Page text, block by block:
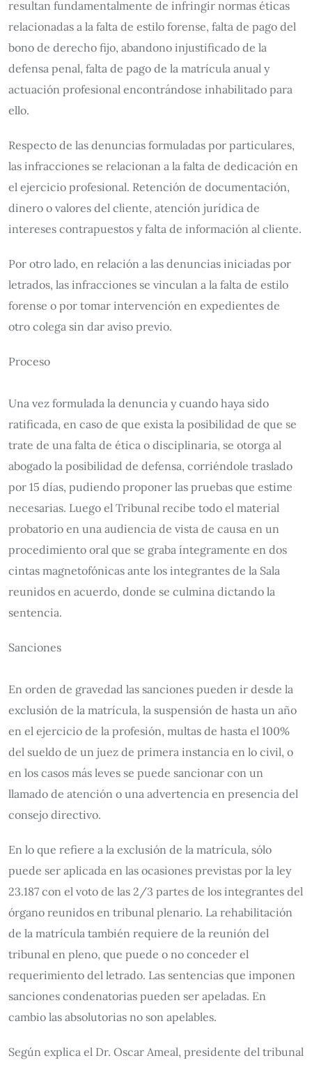
resultan fundamentalmente de infringir normas éticas
relacionadas a la falta de estilo forense, falta de pago del
bono de derecho fijo, abandono injustificado de la
defensa penal, falta de pago de la matrícula anual y
actuación profesional encontrándose inhabilitado para
ello.
Respecto de las denuncias formuladas por particulares,
las infracciones se relacionan a la falta de dedicación en
el ejercicio profesional. Retención de documentación,
dinero o valores del cliente, atención jurídica de
intereses contrapuestos y falta de información al cliente.
Por otro lado, en relación a las denuncias iniciadas por
letrados, las infracciones se vinculan a la falta de estilo
forense o por tomar intervención en expedientes de
otro colega sin dar aviso previo.
Proceso
Una vez formulada la denuncia y cuando haya sido
ratificada, en caso de que exista la posibilidad de que se
trate de una falta de ética o disciplinaria, se otorga al
abogado la posibilidad de defensa, corriéndole traslado
por 15 días, pudiendo proponer las pruebas que estime
necesarias. Luego el Tribunal recibe todo el material
probatorio en una audiencia de vista de causa en un
procedimiento oral que se graba íntegramente en dos
cintas magnetofónicas ante los integrantes de la Sala
reunidos en acuerdo, donde se culmina dictando la
sentencia.
Sanciones
En orden de gravedad las sanciones pueden ir desde la
exclusión de la matrícula, la suspensión de hasta un año
en el ejercicio de la profesión, multas de hasta el 100%
del sueldo de un juez de primera instancia en lo civil, o
en los casos más leves se puede sancionar con un
llamado de atención o una advertencia en presencia del
consejo directivo.
En lo que refiere a la exclusión de la matrícula, sólo
puede ser aplicada en las ocasiones previstas por la ley
23.187 con el voto de las 2/3 partes de los integrantes del
órgano reunidos en tribunal plenario. La rehabilitación
de la matrícula también requiere de la reunión del
tribunal en pleno, que puede o no conceder el
requerimiento del letrado. Las sentencias que imponen
sanciones condenatorias pueden ser apeladas. En
cambio las absolutorias no son apelables.
Según explica el Dr. Oscar Ameal, presidente del tribunal